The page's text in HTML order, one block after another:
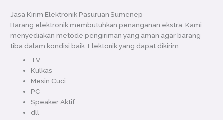
Jasa Kirim Elektronik Pasuruan Sumenep
Barang elektronik membutuhkan penanganan ekstra. Kami
menyediakan metode pengiriman yang aman agar barang
tiba dalam kondisi baik. Elektonik yang dapat dikirim:
TV
Kulkas
Mesin Cuci
PC
Speaker Aktif
dll